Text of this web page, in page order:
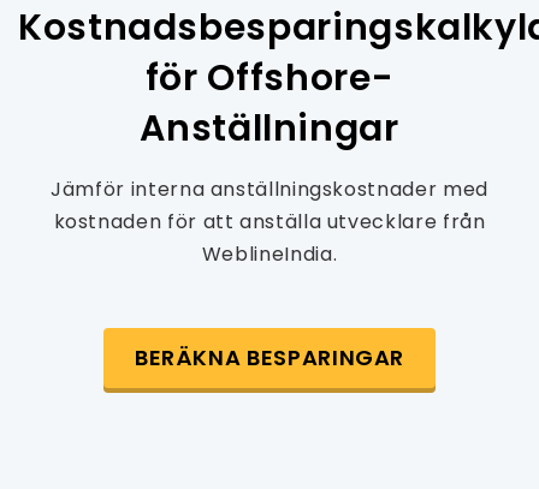
för Offshore-
Anställningar
Jämför interna anställningskostnader med
kostnaden för att anställa utvecklare från
WeblineIndia.
BERÄKNA BESPARINGAR